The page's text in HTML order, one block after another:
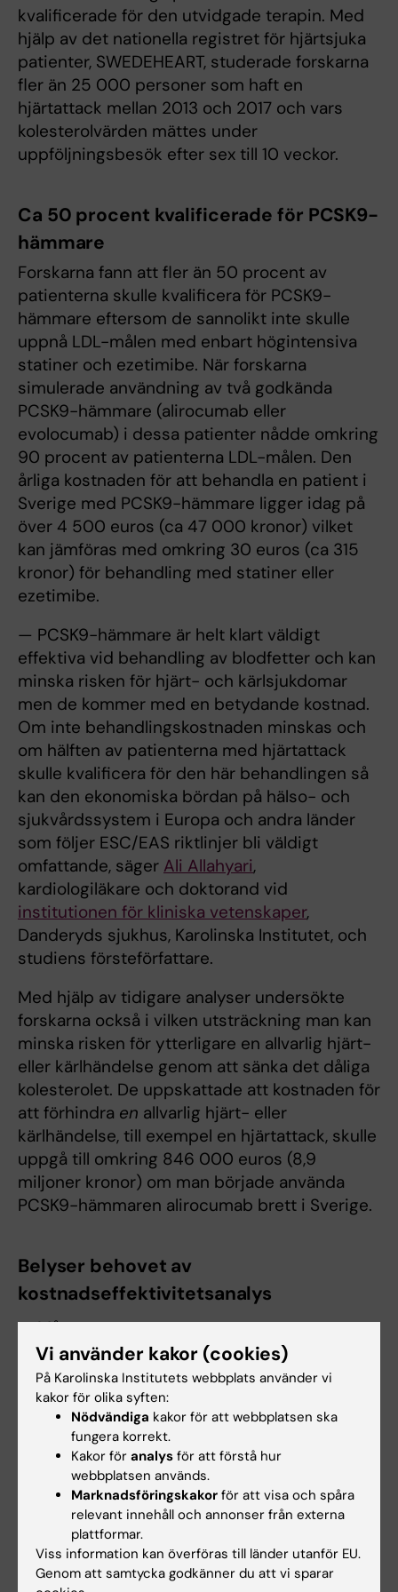
kvalificerade för den utvidgade terapin. Med
hjälp av det nationella registret för hjärtsjuka
patienter, SWEDEHEART, studerade forskarna
fler än 25 000 personer som haft en
hjärtattack mellan 2013 och 2017 och vars
kolesterolvärden mättes under
uppföljningsbesök efter sex till 10 veckor.
Ca 50 procent kvalificerade för PCSK9-
hämmare
Forskarna fann att fler än 50 procent av
patienterna skulle kvalificera för PCSK9-
hämmare eftersom de sannolikt inte skulle
uppnå LDL-målen med enbart högintensiva
statiner och ezetimibe. När forskarna
simulerade användning av två godkända
PCSK9-hämmare (alirocumab eller
evolocumab) i dessa patienter nådde omkring
90 procent av patienterna LDL-målen. Den
årliga kostnaden för att behandla en patient i
Sverige med PCSK9-hämmare ligger idag på
över 4 500 euros (ca 47 000 kronor) vilket
kan jämföras med omkring 30 euros (ca 315
kronor) för behandling med statiner eller
ezetimibe.
— PCSK9-hämmare är helt klart väldigt
effektiva vid behandling av blodfetter och kan
minska risken för hjärt- och kärlsjukdomar
men de kommer med en betydande kostnad.
Om inte behandlingskostnaden minskas och
om hälften av patienterna med hjärtattack
skulle kvalificera för den här behandlingen så
kan den ekonomiska bördan på hälso- och
sjukvårdssystem i Europa och andra länder
som följer ESC/EAS riktlinjer bli väldigt
omfattande, säger Ali Allahyari,
kardiologiläkare och doktorand vid
institutionen för kliniska vetenskaper,
Danderyds sjukhus, Karolinska Institutet, och
studiens försteförfattare.
Med hjälp av tidigare analyser undersökte
forskarna också i vilken utsträckning man kan
minska risken för ytterligare en allvarlig hjärt-
eller kärlhändelse genom att sänka det dåliga
kolesterolet. De uppskattade att kostnaden för
att förhindra en allvarlig hjärt- eller
kärlhändelse, till exempel en hjärtattack, skulle
uppgå till omkring 846 000 euros (8,9
miljoner kronor) om man började använda
PCSK9-hämmaren alirocumab brett i Sverige.
Belyser behovet av
kostnadseffektivitetsanalys
Peter Ueda, läkare och forskare
vid institutionen för medicin i
Solna, Karolinska Institutet. Foto:
Stefan Zimmerman.
— Många nya
behandlingar
testas och
introduceras i
hjärt- och
kärlsjukvården
idag. Vår analys
belyser ytterligare
en situation där vi
behöver väga vad
vi bedömer som rimligt i förhållande till antalet
patienter som behandlas, de förväntade
Vi använder kakor (cookies)
På Karolinska Institutets webbplats använder vi
kakor för olika syften:
Nödvändiga kakor för att webbplatsen ska
fungera korrekt.
Kakor för analys för att förstå hur
webbplatsen används.
Marknadsföringskakor för att visa och spåra
relevant innehåll och annonser från externa
plattformar.
Viss information kan överföras till länder utanför EU.
Genom att samtycka godkänner du att vi sparar